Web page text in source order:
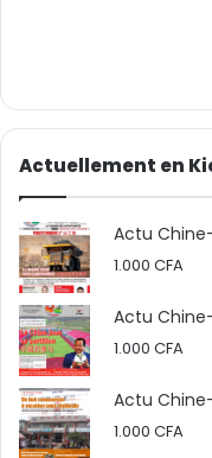
Actuellement en
Actu
1.000 CFA
Actu
1.000 CFA
Actu
1.000 CFA